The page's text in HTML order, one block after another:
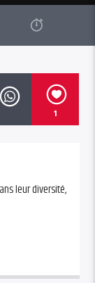
1
leur diversité,
pour une